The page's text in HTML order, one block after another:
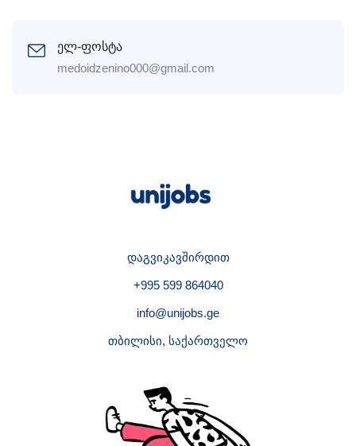
ელ-ფოსტა
medoidzenino000@gmail.com
დაგვიკავშირდით
+995 599 864040
info@unijobs.ge
თბილისი, საქართველო